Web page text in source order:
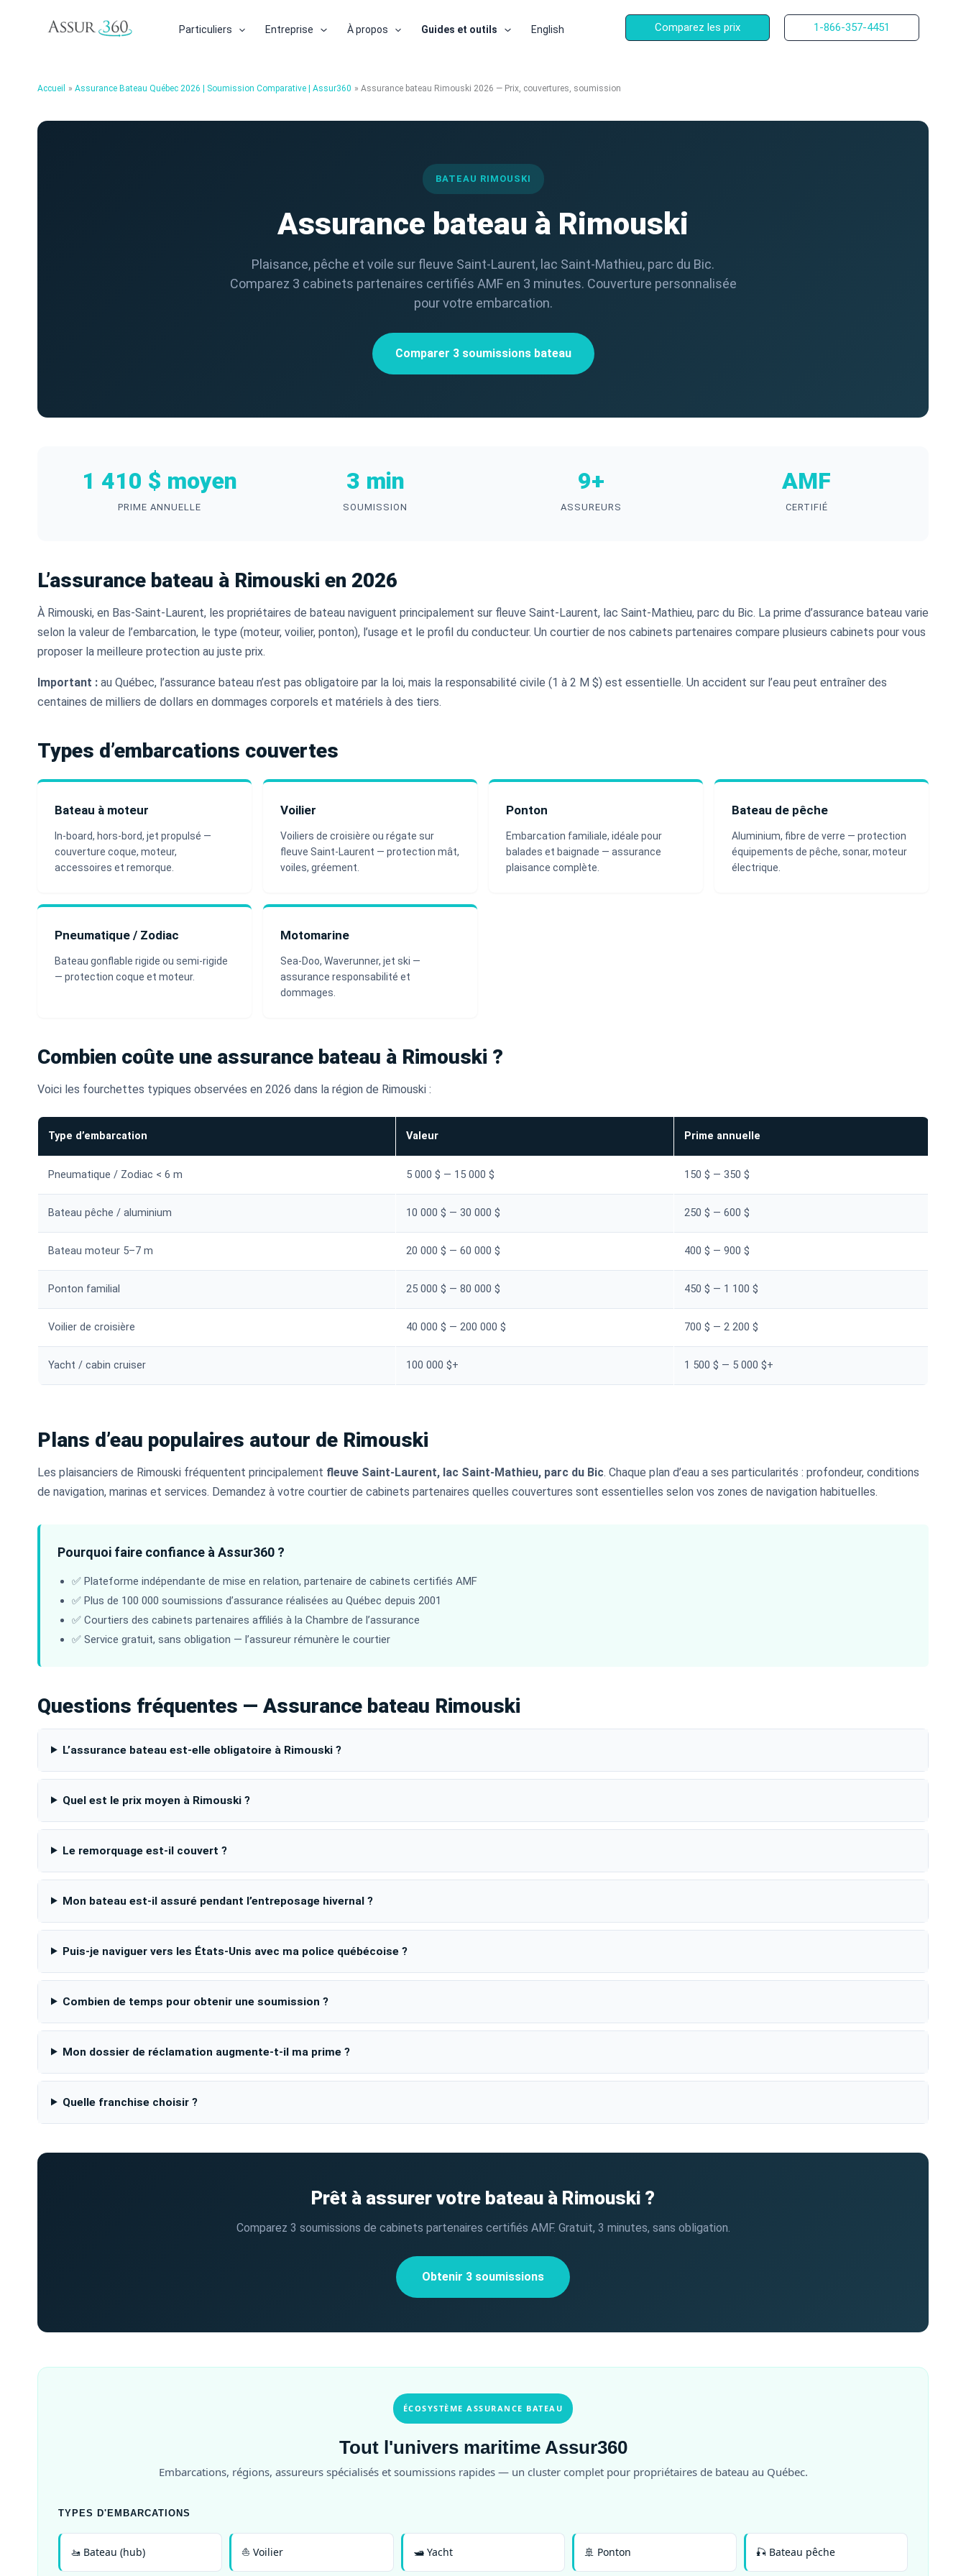
Particuliers Entreprise À propos Guides et outils English Comparez les prix 1-866-357-4451
Accueil Assurance Bateau Québec 2026 | Soumission Comparative | Assur360 Assurance bateau Rimouski 2026 — Prix, couvertures, soumission
BATEAU RIMOUSKI
Assurance bateau à Rimouski
Plaisance, pêche et voile sur fleuve Saint-Laurent, lac Saint-Mathieu, parc du Bic.
Comparez 3 cabinets partenaires certifiés AMF en 3 minutes. Couverture personnalisée
pour votre embarcation.
Comparer 3 soumissions bateau
1 410 $ moyen
PRIME ANNUELLE
3 min
SOUMISSION
9+
ASSUREURS
AMF
CERTIFIÉ
L’assurance bateau à Rimouski en 2026
À Rimouski, en Bas-Saint-Laurent, les propriétaires de bateau naviguent principalement sur fleuve Saint-Laurent, lac Saint-Mathieu, parc du Bic. La prime d’assurance bateau varie
selon la valeur de l’embarcation, le type (moteur, voilier, ponton), l’usage et le profil du conducteur. Un courtier de nos cabinets partenaires compare plusieurs cabinets pour vous
proposer la meilleure protection au juste prix.
Important : au Québec, l’assurance bateau n’est pas obligatoire par la loi, mais la responsabilité civile (1 à 2 M $) est essentielle. Un accident sur l’eau peut entraîner des
centaines de milliers de dollars en dommages corporels et matériels à des tiers.
Types d’embarcations couvertes
Bateau à moteur
In-board, hors-bord, jet propulsé —
couverture coque, moteur,
accessoires et remorque.
Voilier
Voiliers de croisière ou régate sur
fleuve Saint-Laurent — protection mât,
voiles, gréement.
Ponton
Embarcation familiale, idéale pour
balades et baignade — assurance
plaisance complète.
Bateau de pêche
Aluminium, fibre de verre — protection
équipements de pêche, sonar, moteur
électrique.
Pneumatique / Zodiac
Bateau gonflable rigide ou semi-rigide
— protection coque et moteur.
Motomarine
Sea-Doo, Waverunner, jet ski —
assurance responsabilité et
dommages.
Combien coûte une assurance bateau à Rimouski ?
Voici les fourchettes typiques observées en 2026 dans la région de Rimouski :
Type d’embarcation Valeur Prime annuelle
Pneumatique / Zodiac < 6 m 5 000 $ — 15 000 $ 150 $ — 350 $
Bateau pêche / aluminium 10 000 $ — 30 000 $ 250 $ — 600 $
Bateau moteur 5–7 m 20 000 $ — 60 000 $ 400 $ — 900 $
Ponton familial 25 000 $ — 80 000 $ 450 $ — 1 100 $
Voilier de croisière 40 000 $ — 200 000 $ 700 $ — 2 200 $
Yacht / cabin cruiser 100 000 $+ 1 500 $ — 5 000 $+
Plans d’eau populaires autour de Rimouski
Les plaisanciers de Rimouski fréquentent principalement fleuve Saint-Laurent, lac Saint-Mathieu, parc du Bic. Chaque plan d’eau a ses particularités : profondeur, conditions
de navigation, marinas et services. Demandez à votre courtier de cabinets partenaires quelles couvertures sont essentielles selon vos zones de navigation habituelles.
Pourquoi faire confiance à Assur360 ?
✅ Plateforme indépendante de mise en relation, partenaire de cabinets certifiés AMF
✅ Plus de 100 000 soumissions d’assurance réalisées au Québec depuis 2001
✅ Courtiers des cabinets partenaires affiliés à la Chambre de l’assurance
✅ Service gratuit, sans obligation — l’assureur rémunère le courtier
Questions fréquentes — Assurance bateau Rimouski
L’assurance bateau est-elle obligatoire à Rimouski ?
Quel est le prix moyen à Rimouski ?
Le remorquage est-il couvert ?
Mon bateau est-il assuré pendant l’entreposage hivernal ?
Puis-je naviguer vers les États-Unis avec ma police québécoise ?
Combien de temps pour obtenir une soumission ?
Mon dossier de réclamation augmente-t-il ma prime ?
Quelle franchise choisir ?
Prêt à assurer votre bateau à Rimouski ?
Comparez 3 soumissions de cabinets partenaires certifiés AMF. Gratuit, 3 minutes, sans obligation.
Obtenir 3 soumissions
ÉCOSYSTÈME ASSURANCE BATEAU
Tout l'univers maritime Assur360
Embarcations, régions, assureurs spécialisés et soumissions rapides — un cluster complet pour propriétaires de bateau au Québec.
TYPES D'EMBARCATIONS
🚤 Bateau (hub) ⛵ Voilier 🛥️ Yacht 🚢 Ponton 🎣 Bateau pêche